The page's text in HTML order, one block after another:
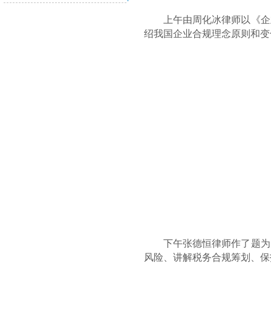
上午由周化冰律师以《企
绍我国企业合规理念原则和
下午张德恒律师作了题为
风险、讲解税务合规筹划、